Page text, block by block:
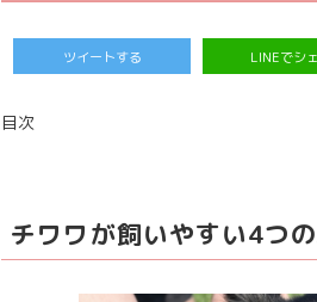
ツイートする LINEでシ
目次
チワワが飼いやすい4つ